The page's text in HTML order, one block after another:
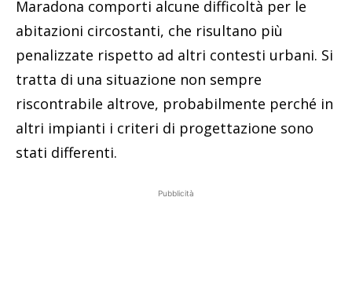
Maradona comporti alcune difficoltà per le
abitazioni circostanti, che risultano più
penalizzate rispetto ad altri contesti urbani. Si
tratta di una situazione non sempre
riscontrabile altrove, probabilmente perché in
altri impianti i criteri di progettazione sono
stati differenti.
Pubblicità